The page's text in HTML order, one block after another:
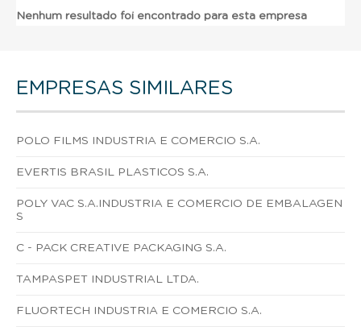
Nenhum resultado foi encontrado para esta empresa
EMPRESAS SIMILARES
POLO FILMS INDUSTRIA E COMERCIO S.A.
EVERTIS BRASIL PLASTICOS S.A.
POLY VAC S.A.INDUSTRIA E COMERCIO DE EMBALAGEN
S
C - PACK CREATIVE PACKAGING S.A.
TAMPASPET INDUSTRIAL LTDA.
FLUORTECH INDUSTRIA E COMERCIO S.A.